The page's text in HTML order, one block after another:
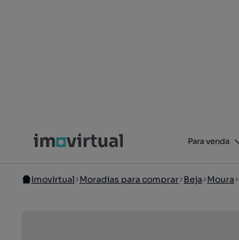
Para venda
Imovirtual Moradias para comprar Beja Moura